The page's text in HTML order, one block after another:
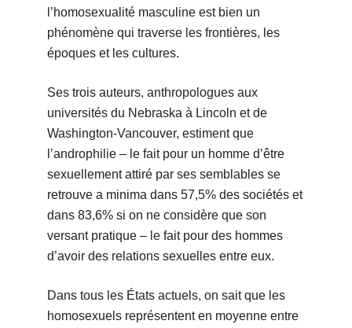
l’homosexualité masculine est bien un
phénomène qui traverse les frontières, les
époques et les cultures.
Ses trois auteurs, anthropologues aux
universités du Nebraska à Lincoln et de
Washington-Vancouver, estiment que
l’androphilie – le fait pour un homme d’être
sexuellement attiré par ses semblables se
retrouve a minima dans 57,5% des sociétés et
dans 83,6% si on ne considère que son
versant pratique – le fait pour des hommes
d’avoir des relations sexuelles entre eux.
Dans tous les États actuels, on sait que les
homosexuels représentent en moyenne entre